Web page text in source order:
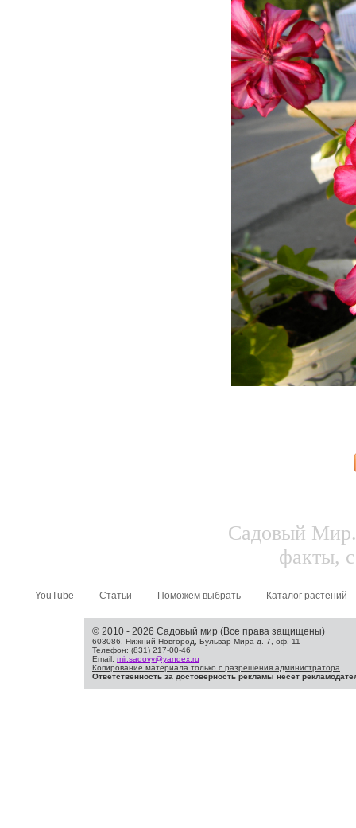
Садовый Мир.
факты,
YouTube Статьи Поможем выбрать Каталог растений
© 2010 - 2026 Садовый мир (Все права защищены)
603086, Нижний Новгород, Бульвар Мира д. 7, оф. 11
Телефон: (831) 217-00-46
Email: mir.sadovy@yandex.ru
Копирование материала только с разрешения администратора
Ответственность за достоверность рекламы несет